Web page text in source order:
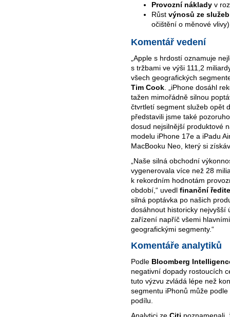
Provozní náklady v
Růst výnosů ze služeb
očištění o měnové vlivy)
Komentář vedení
„Apple s hrdostí oznamuje
s tržbami ve výši 111,2
všech geografických
Tim Cook. „iPhone dosáhl
tažen mimořádně silnou
čtvrtletí segment služeb opět
představili jsme také
dosud nejsilnější produktové
modelu iPhone 17e a iPadu
MacBooku Neo, který si
„Naše silná obchodní
vygenerovala více než 28
k rekordním hodnotám
období,“ uvedl finanční
silná poptávka po našich
dosáhnout historicky nejvyšší
zařízení napříč všemi
geografickými segmenty.“
Komentáře analytiků
Podle Bloomberg
negativní dopady rostoucích
tuto výzvu zvládá lépe než
segmentu iPhonů může
podílu.
Analytici ze Citi poznamenali,